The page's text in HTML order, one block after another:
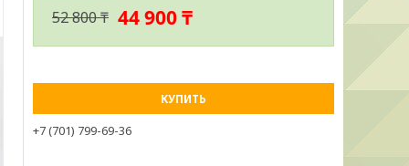
52 800 ₸ 44 900 ₸
КУПИТЬ
+7 (701) 799-69-36